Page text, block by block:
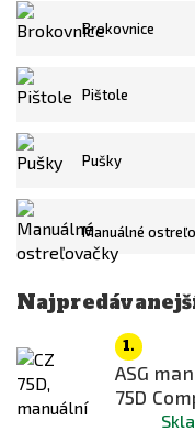
Specna Arms
WELL
Dostupnost
na cestě
Není skladem
18
Brokovnice
Pištole
Pušky
Manuálné
1.
ASG
75D